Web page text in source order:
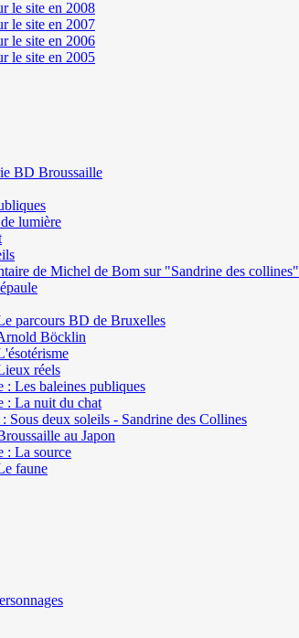
le site en 2008
le site en 2007
le site en 2006
le site en 2005
BD Broussaille
lumière
de Michel de Bom sur "Sandrine des collines"
parcours BD de Bruxelles
Böcklin
réels
: Les baleines publiques
: La nuit du chat
Sous deux soleils - Sandrine des Collines
au Japon
: La source
faune